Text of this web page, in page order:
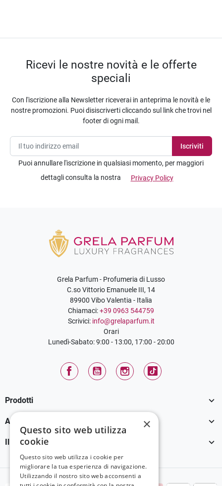
Ricevi le nostre novità e le offerte
speciali
Con l'iscrizione alla Newsletter riceverai in anteprima le novità e le
nostre promozioni. Puoi disiscriverti cliccando sul link che trovi nel
footer di ogni mail.
Puoi annullare l'iscrizione in qualsiasi momento, per maggiori
dettagli consulta la nostra
Privacy Policy
Grela Parfum - Profumeria di Lusso
C.so Vittorio Emanuele III, 14
89900 Vibo Valentia - Italia
Chiamaci:+39 0963 544759
Scrivici: info@grelaparfum.it
Orari
Lunedì-Sabato: 9:00 - 13:00, 17:00 - 20:00
FacebookYouTube InstagramTikTok
Prodotti 
Assistenza Clienti 
Il tuo account 
×
Questo sito web utilizza
cookie
Questo sito web utilizza i cookie per
migliorare la tua esperienza di navigazione.
Utilizzando il nostro sito web acconsenti a